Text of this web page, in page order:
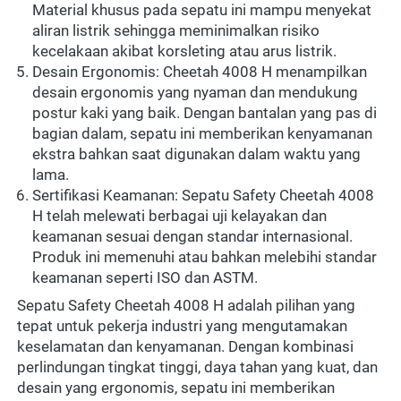
Material khusus pada sepatu ini mampu menyekat
aliran listrik sehingga meminimalkan risiko
kecelakaan akibat korsleting atau arus listrik.
Desain Ergonomis: Cheetah 4008 H menampilkan
desain ergonomis yang nyaman dan mendukung
postur kaki yang baik. Dengan bantalan yang pas di
bagian dalam, sepatu ini memberikan kenyamanan
ekstra bahkan saat digunakan dalam waktu yang
lama.
Sertifikasi Keamanan: Sepatu Safety Cheetah 4008
H telah melewati berbagai uji kelayakan dan
keamanan sesuai dengan standar internasional.
Produk ini memenuhi atau bahkan melebihi standar
keamanan seperti ISO dan ASTM.
Sepatu Safety Cheetah 4008 H adalah pilihan yang
tepat untuk pekerja industri yang mengutamakan
keselamatan dan kenyamanan. Dengan kombinasi
perlindungan tingkat tinggi, daya tahan yang kuat, dan
desain yang ergonomis, sepatu ini memberikan